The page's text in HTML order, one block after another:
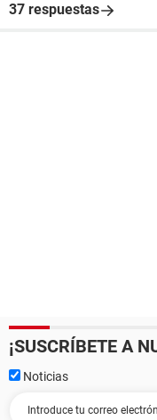
37 respuestas
¡SUSCRÍBETE A
Noticias